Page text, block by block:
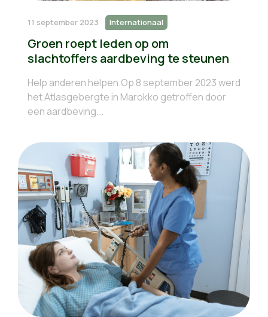
11 september 2023 Internationaal
Groen roept leden op om
slachtoffers aardbeving te steunen
Help anderen helpen.Op 8 september 2023 werd
het Atlasgebergte in Marokko getroffen door
een aardbeving...